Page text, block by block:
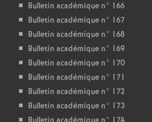
Bulletin académique n° 166
Bulletin académique n° 167
Bulletin académique n° 168
Bulletin académique n° 169
Bulletin académique n° 170
Bulletin académique n° 171
Bulletin académique n° 172
Bulletin académique n° 173